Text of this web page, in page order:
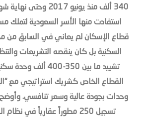
340 ألف منذ يونيو
استفادت منها الأسر السعودية لتملك
قطاع الإسكان لم يعاني في السابق من
السكنية بل كان ينقصه التشريعات
تشييد ما بين 350-400
القطاع الخاص كشريك استراتيجي مع
وحدات بجودة عالية وسعر تنافسي. وأوضح
تسجيل 250 مطوراً عقارياً في